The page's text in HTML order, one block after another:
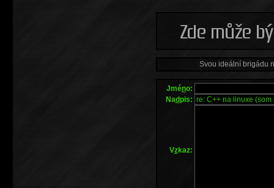
Svou ideální brigádu
Jméno:
Nadpis:
Vzkaz: